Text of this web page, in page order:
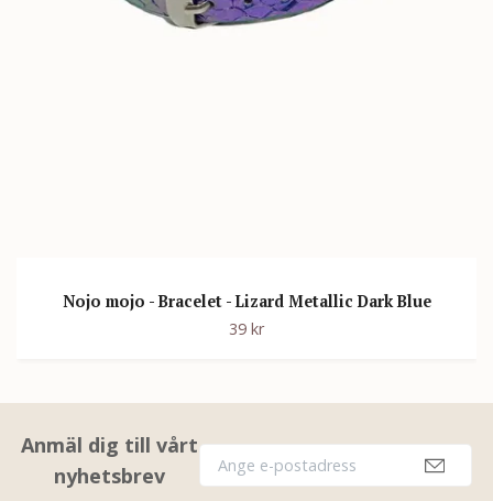
Nojo mojo - Bracelet - Lizard Metallic Dark Blue
39 kr
Anmäl dig till vårt
nyhetsbrev